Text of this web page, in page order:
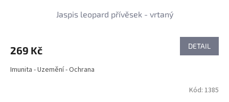
Jaspis leopard přívěsek - vrtaný
269 Kč DETAIL
Imunita - Uzemění - Ochrana
Kód: 1385